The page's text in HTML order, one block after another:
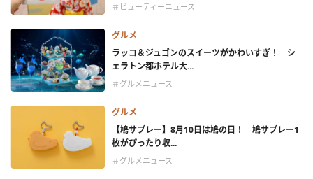
＃ビューティーニュース
グルメ
ラッコ＆ジュゴンのスイーツがかわいすぎ！ シ
ェラトン都ホテル大...
＃グルメニュース
グルメ
【鳩サブレー】8月10日は鳩の日！ 鳩サブレー1
枚がぴったり収...
＃グルメニュース